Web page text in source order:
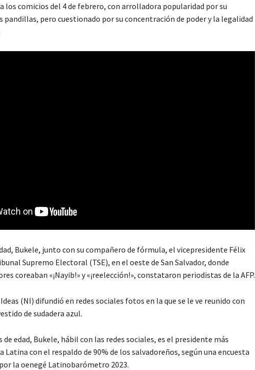
los comicios del 4 de febrero, con arrolladora popularidad por su
pandillas, pero cuestionado por su concentración de poder y la legalidad
Bukele, junto con su compañero de fórmula, el vicepresidente Félix
Supremo Electoral (TSE), en el oeste de San Salvador, donde
coreaban «¡Nayib!» y «¡reelección!», constataron periodistas de la AFP.
(NI) difundió en redes sociales fotos en la que se le ve reunido con
de sudadera azul.
de edad, Bukele, hábil con las redes sociales, es el presidente más
Latina con el respaldo de 90% de los salvadoreños, según una encuesta
la oenegé Latinobarómetro 2023.